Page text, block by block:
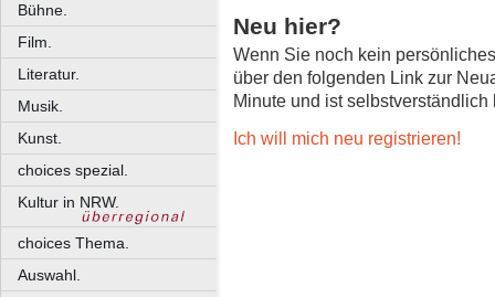
Bühne.
Film.
Literatur.
Musik.
Kunst.
choices spezial.
Kultur in NRW.
choices Thema.
Auswahl.
Neu hier?
Wenn Sie noch kein
über den folgenden Link zur
Minute und ist selbstverständlich
Ich will mich neu registrieren!